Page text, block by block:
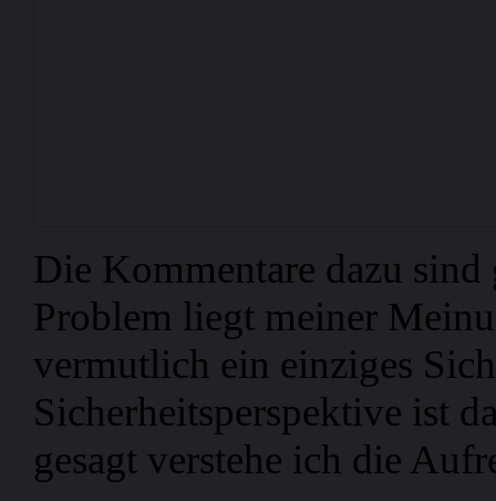
Die Kommentare dazu sind
Problem liegt meiner
vermutlich ein einziges
Sicherheitsperspektive ist
gesagt verstehe ich die